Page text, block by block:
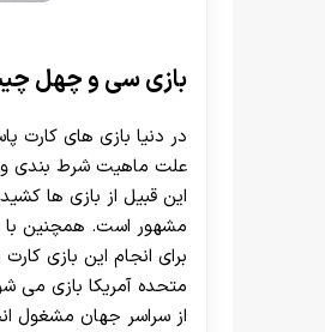
بازی سی و چهل
در دنیا بازی های کارت
علت ماهیت شرط بندی و
این قبیل از بازی ها
برای انجام این بازی
متحده آمریکا بازی می
از سراسر جهان مشغول